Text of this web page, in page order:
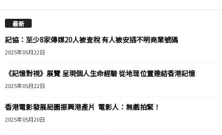
最新
記協：至少8家傳媒20人被查稅 有人被安插不明商業號碼
2025年05月22日
《記憶對視》展覽 呈現個人生命經驗 從地理位置連結香港記憶
2025年05月22日
香港電影發展局圖振興港產片 電影人：無戲拍緊！
2025年05月20日